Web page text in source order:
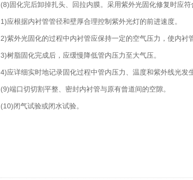
(8)固化完后卸掉扎头、回拉内膜。采用紫外光固化修复时应符
1)应根据内衬管管径和壁厚合理控制紫外光灯的前进速度。
2)紫外光固化的过程中内衬管应保持一定的空气压力，使内衬
3)树脂固化完成后，应缓慢降低管内压力至大气压。
4)应详细实时地记录固化过程中管内压力、温度和紫外线光发
(9)端口切切割平整、密封内衬管与原有曾道间的空隙。
(10)闭气试验或闭水试验。